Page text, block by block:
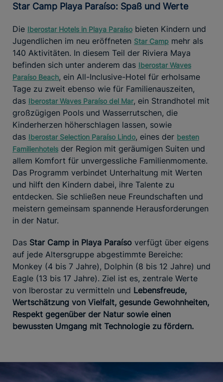
Star Camp Playa Paraíso: Spaß und Werte
Die Iberostar Hotels in Playa Paraíso bieten Kindern und
Jugendlichen im neu eröffneten Star Camp mehr als
140 Aktivitäten. In diesem Teil der Riviera Maya
befinden sich unter anderem das Iberostar Waves
Paraíso Beach, ein All-Inclusive-Hotel für erholsame
Tage zu zweit ebenso wie für Familienauszeiten,
das Iberostar Waves Paraíso del Mar, ein Strandhotel mit
großzügigen Pools und Wasserrutschen, die
Kinderherzen höherschlagen lassen, sowie
das Iberostar Selection Paraíso Lindo, eines der besten
Familienhotels der Region mit geräumigen Suiten und
allem Komfort für unvergessliche Familienmomente.
Das Programm verbindet Unterhaltung mit Werten
und hilft den Kindern dabei, ihre Talente zu
entdecken. Sie schließen neue Freundschaften und
meistern gemeinsam spannende Herausforderungen
in der Natur.
Das Star Camp in Playa Paraíso verfügt über eigens
auf jede Altersgruppe abgestimmte Bereiche:
Monkey (4 bis 7 Jahre), Dolphin (8 bis 12 Jahre) und
Eagle (13 bis 17 Jahre). Ziel ist es, zentrale Werte
von Iberostar zu vermitteln und Lebensfreude,
Wertschätzung von Vielfalt, gesunde Gewohnheiten,
Respekt gegenüber der Natur sowie einen
bewussten Umgang mit Technologie zu fördern.